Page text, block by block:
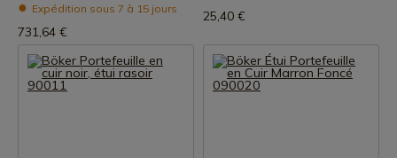
Expédition sous 7 à 15 jours
731,64 €
25,40 €